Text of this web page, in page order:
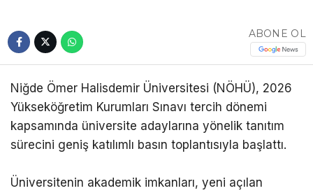
ABONE OL
Niğde Ömer Halisdemir Üniversitesi (NÖHÜ), 2026
Yükseköğretim Kurumları Sınavı tercih dönemi
kapsamında üniversite adaylarına yönelik tanıtım
sürecini geniş katılımlı basın toplantısıyla başlattı.
Üniversitenin akademik imkanları, yeni açılan